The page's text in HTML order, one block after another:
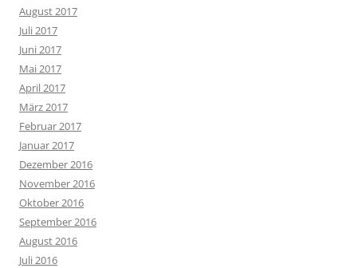
August 2017
Juli 2017
Juni 2017
Mai 2017
April 2017
März 2017
Februar 2017
Januar 2017
Dezember 2016
November 2016
Oktober 2016
September 2016
August 2016
Juli 2016